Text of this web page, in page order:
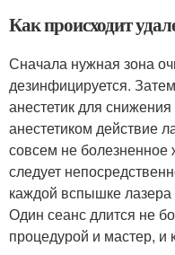
Как происходит
Сначала нужная зона
дезинфицируется.
анестетик для
анестетиком действие
совсем не
следует
каждой вспышке лазера
Один сеанс длится не
процедурой и мастер, и